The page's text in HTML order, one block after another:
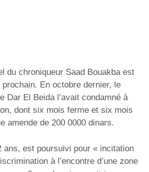
du chroniqueur Saad Bouakba est
En octobre dernier, le
Dar El Beida l’avait condamné à
dont six mois ferme et six mois
amende de 200 0000 dinars.
ans, est poursuivi pour « incitation
à l’encontre d’une zone